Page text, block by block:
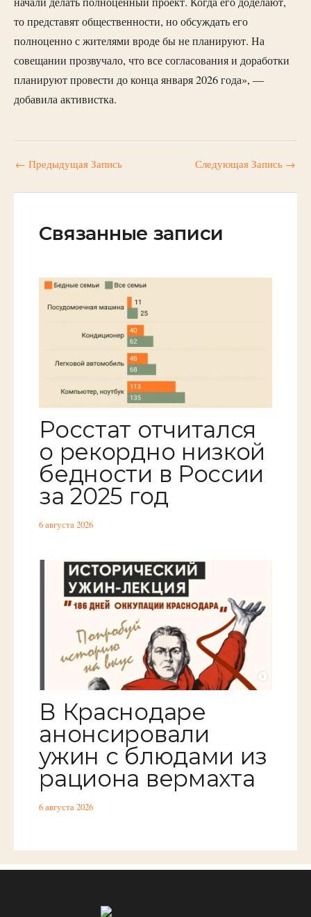
то представят общественности, но обсуждать его
полноценно с жителями вроде бы не планируют. На
совещании прозвучало, что все согласования и доработки
планируют провести до конца января 2026 года», —
добавила активистка.
← Предыдущая Запись Следующая Запись →
Связанные записи
Росстат отчитался
о рекордно низкой
бедности в России
за 2025 год
6 августа 2026
В Краснодаре
анонсировали
ужин с блюдами из
рациона вермахта
6 августа 2026